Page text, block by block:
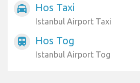
local_taxi Hos Taxi
Istanbul Airport Taxi
train Hos Tog
Istanbul Airport Tog